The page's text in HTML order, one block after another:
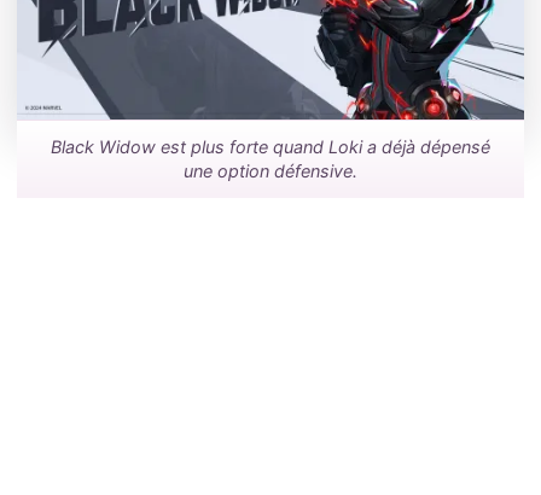
Black Widow est plus forte quand Loki a déjà dépensé
une option défensive.